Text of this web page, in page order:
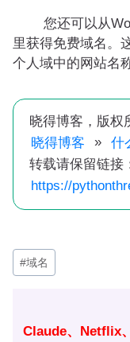
您还可以从
里获得免费域名。
个人域中的网站名
晓得博客，版权
晓得博客
»
什
转载请保留链接
https://
文
章
#域名
Claude、Netflix